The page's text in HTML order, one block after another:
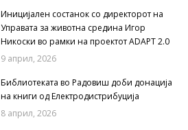
Иницијален состанок со директорот на
Управата за животна средина Игор
Никоски во рамки на проектот ADAPT 2.0
9 април, 2026
Библиотеката во Радовиш доби донација
на книги од Електродистрибуција
8 април, 2026